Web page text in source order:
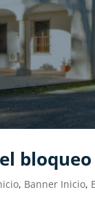
, Banner Inicio,